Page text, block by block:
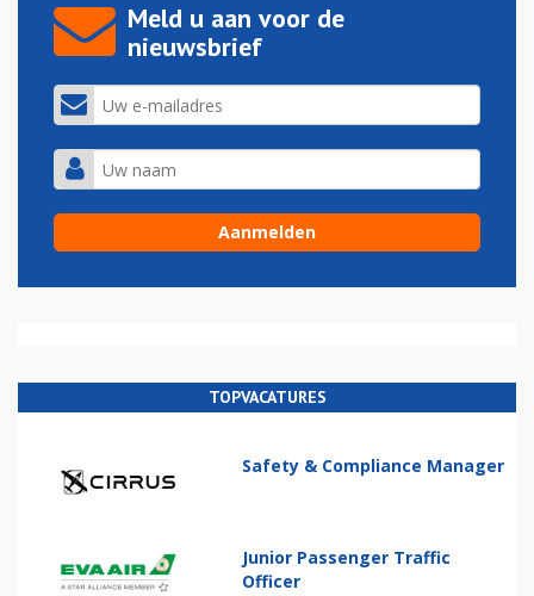
Meld u aan voor de
nieuwsbrief
TOPVACATURES
Safety & Compliance Manager
Junior Passenger Traffic
Officer